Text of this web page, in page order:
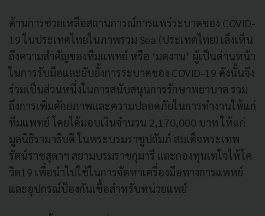
ด้านการช่วยเหลือสถานการณ์การแพร่ระบาดของ COVID-
19 ในประเทศไทยในภาพรวม Sea (ประเทศไทย) เล็งเห็น
ถึงความสำคัญของทีมแพทย์ หรือ ‘มดงาน’ ผู้เป็นด่านหน้า
ในการรับมือและยับยั้งการระบาดของ COVID-19 ดังนั้นจึง
ร่วมเป็นส่วนหนึ่งในการสนับสนุนการรักษาพยาบาล รวม
ถึงการเพิ่มศักยภาพและความปลอดภัยในการทำงานให้แก่
ทีมแพทย์ โดยได้มอบเงินจำนวน 2,170,000 บาท ให้แก่
มูลนิธิรามาธิบดี ในพระบรมราชูปถัมภ์ สมเด็จพระเทพ
รัตน์ราชสุดาฯ สยามบรมราชกุมารี และกองทุนเทใจให้โค
วิด19 เพื่อนำไปใช้ในการจัดหาเครื่องมือทางการแพทย์
และอุปกรณ์ป้องกันเชื้อสำหรับหน่วยแพย์